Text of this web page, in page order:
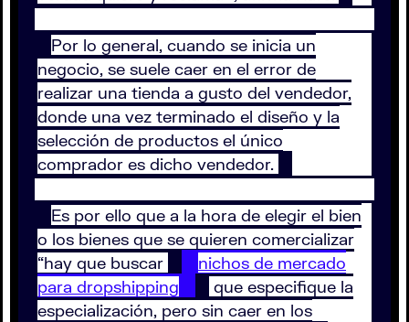
Por lo general, cuando se inicia un
negocio, se suele caer en el error de
realizar una tienda a gusto del vendedor,
donde una vez terminado el diseño y la
selección de productos el único
comprador es dicho vendedor.
Es por ello que a la hora de elegir el bien
o los bienes que se quieren comercializar
“hay que buscar
nichos de mercado
para dropshipping
que especifique la
especialización, pero sin caer en los